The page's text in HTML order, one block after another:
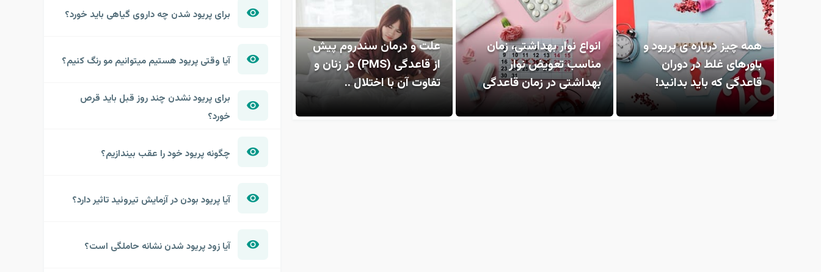
همه چیز درباره ی پریود و
باورهای غلط در دوران
قاعدگی که باید بدانید!
انواع نوار بهداشتی، زمان
مناسب تعویض نوار
بهداشتی در زمان قاعدگی
علت و درمان سندروم پیش
از قاعدگی (PMS) در زنان و
تفاوت آن با اختلال ..
برای پریود شدن چه داروی گیاهی باید خورد؟
آیا وقتی پریود هستیم میتوانیم مو رنگ کنیم؟
برای پریود نشدن چند روز قبل باید قرص
خورد؟
چگونه پریود خود را عقب بیندازیم؟
آیا پریود بودن در آزمایش تیروئید تاثیر دارد؟
آیا زود پریود شدن نشانه حاملگی است؟